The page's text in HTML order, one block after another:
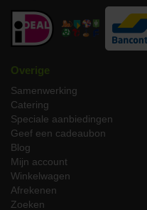
Overige
Samenwerking
Catering
Speciale aanbiedingen
Geef een cadeaubon
Blog
Mijn account
Winkelwagen
Afrekenen
Zoeken